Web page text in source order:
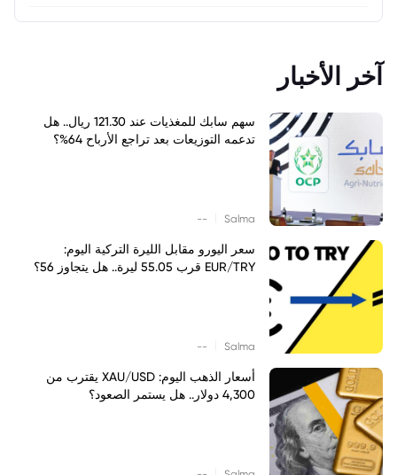
آخر الأخبار
سهم سابك للمغذيات عند 121.30 ريال.. هل
تدعمه التوزيعات بعد تراجع الأرباح 64%؟
Salma
--
سعر اليورو مقابل الليرة التركية اليوم:
EUR/TRY قرب 55.05 ليرة.. هل يتجاوز 56؟
Salma
--
أسعار الذهب اليوم: XAU/USD يقترب من
4,300 دولار.. هل يستمر الصعود؟